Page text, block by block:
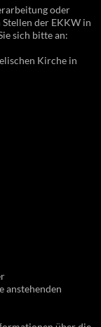
oder
der EKKW in
sich bitte an:
Kirche in
anstehenden